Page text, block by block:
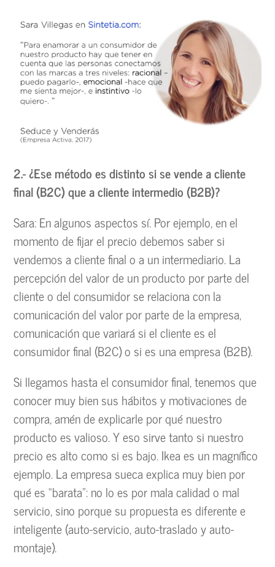
2.- ¿Ese método es distinto si se vende a cliente
final (B2C) que a cliente intermedio (B2B)?
Sara: En algunos aspectos sí. Por ejemplo, en el
momento de fijar el precio debemos saber si
vendemos a cliente final o a un intermediario. La
percepción del valor de un producto por parte del
cliente o del consumidor se relaciona con la
comunicación del valor por parte de la empresa,
comunicación que variará si el cliente es el
consumidor final (B2C) o si es una empresa (B2B).
Si llegamos hasta el consumidor final, tenemos que
conocer muy bien sus hábitos y motivaciones de
compra, amén de explicarle por qué nuestro
producto es valioso. Y eso sirve tanto si nuestro
precio es alto como si es bajo. Ikea es un magnífico
ejemplo. La empresa sueca explica muy bien por
qué es “barata”: no lo es por mala calidad o mal
servicio, sino porque su propuesta es diferente e
inteligente (auto-servicio, auto-traslado y auto-
montaje).